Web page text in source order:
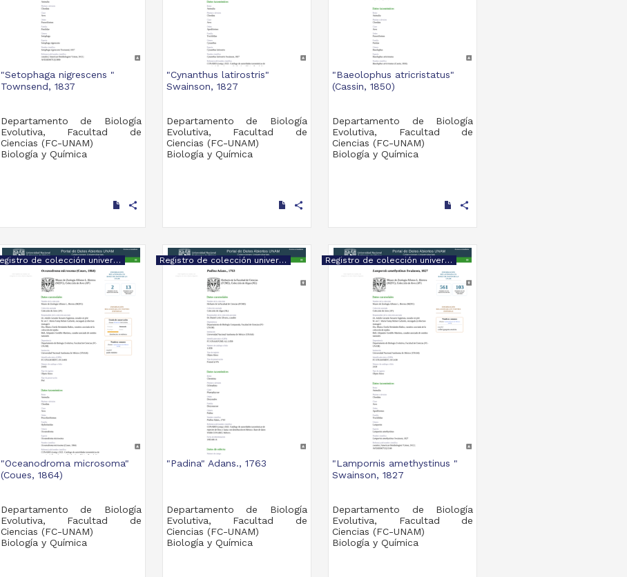
"Setophaga nigrescens "
Townsend, 1837
Departamento de Biología
Evolutiva, Facultad de
Ciencias (FC-UNAM)
Biología y Química
share
"Cynanthus latirostris"
Swainson, 1827
Departamento de Biología
Evolutiva, Facultad de
Ciencias (FC-UNAM)
Biología y Química
share
"Baeolophus atricristatus"
(Cassin, 1850)
Departamento de Biología
Evolutiva, Facultad de
Ciencias (FC-UNAM)
Biología y Química
share
Registro de colección universitaria
"Oceanodroma microsoma"
(Coues, 1864)
Departamento de Biología
Evolutiva, Facultad de
Ciencias (FC-UNAM)
Biología y Química
Registro de colección universitaria
"Padina" Adans., 1763
Departamento de Biología
Evolutiva, Facultad de
Ciencias (FC-UNAM)
Biología y Química
Registro de colección universitaria
"Lampornis amethystinus "
Swainson, 1827
Departamento de Biología
Evolutiva, Facultad de
Ciencias (FC-UNAM)
Biología y Química